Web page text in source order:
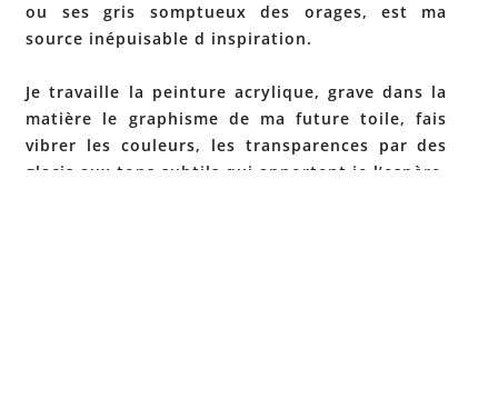
ou ses gris somptueux des orages, est ma
source inépuisable d inspiration.
Je travaille la peinture acrylique, grave dans la
matière le graphisme de ma future toile, fais
vibrer les couleurs, les transparences par des
glacis aux tons subtils qui apportent je l’espère,